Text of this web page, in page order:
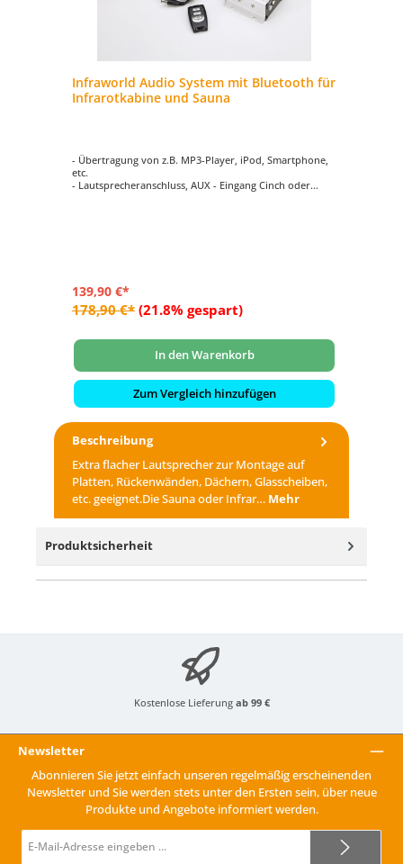
Infraworld Audio System mit Bluetooth für
Infrarotkabine und Sauna
- Übertragung von z.B. MP3-Player, iPod, Smartphone,
etc.
- Lautsprecheranschluss, AUX - Eingang Cinch oder
139,90 €*
178,90 €* (21.8% gespart)
In den Warenkorb
Zum Vergleich hinzufügen
Beschreibung
Extra flacher Lautsprecher zur Montage auf
Platten, Rückenwänden, Dächern, Glasscheiben,
etc. geeignet.Die Sauna oder Infrar… Mehr
Produktsicherheit
Kostenlose Lieferung ab 99 €
Newsletter
Abonnieren Sie jetzt einfach unseren regelmäßig erscheinenden
Newsletter und Sie werden stets unter den Ersten sein, über neue
Produkte und Angebote informiert werden.
Mail-